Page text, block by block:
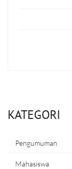
KATEGORI
Pengumuman
Mahasiswa